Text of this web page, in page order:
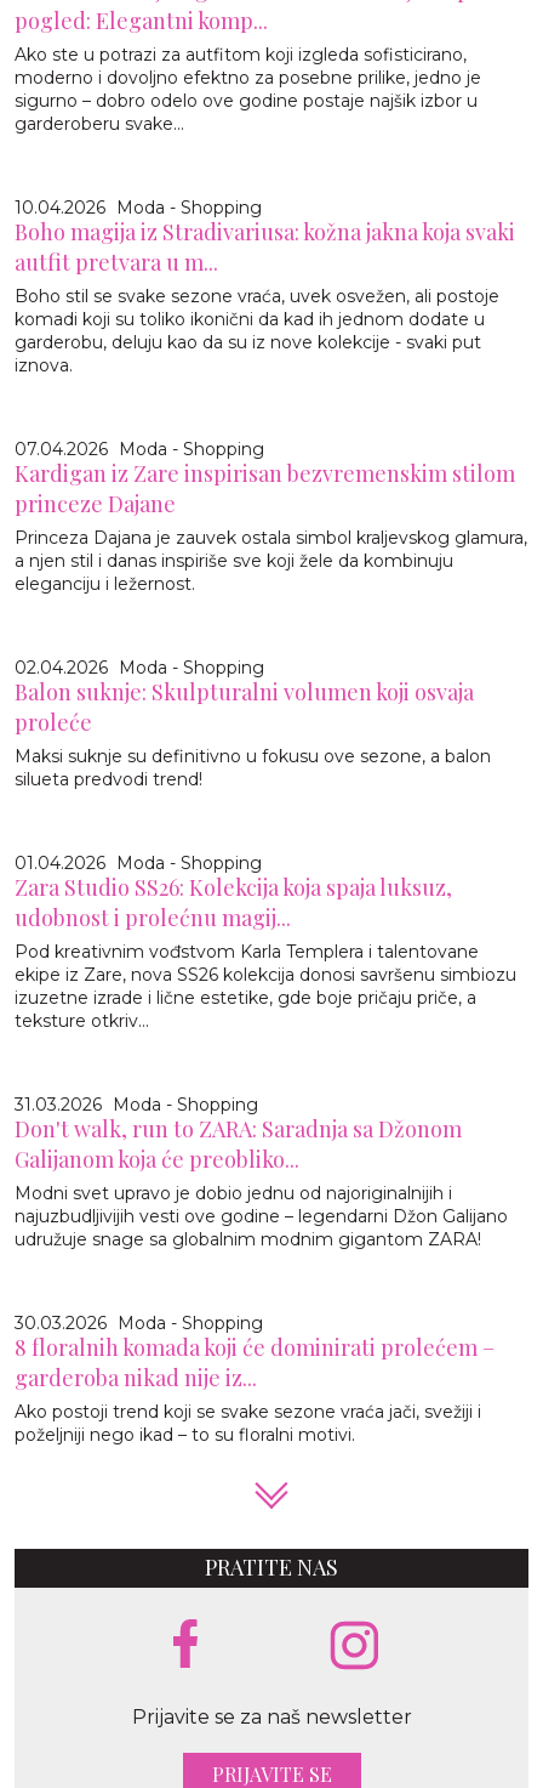
pogled: Elegantni komp...
Ako ste u potrazi za autfitom koji izgleda sofisticirano,
moderno i dovoljno efektno za posebne prilike, jedno je
sigurno – dobro odelo ove godine postaje najšik izbor u
garderoberu svake...
10.04.2026 Moda - Shopping
Boho magija iz Stradivariusa: kožna jakna koja svaki
autfit pretvara u m...
Boho stil se svake sezone vraća, uvek osvežen, ali postoje
komadi koji su toliko ikonični da kad ih jednom dodate u
garderobu, deluju kao da su iz nove kolekcije - svaki put
iznova.
07.04.2026 Moda - Shopping
Kardigan iz Zare inspirisan bezvremenskim stilom
princeze Dajane
Princeza Dajana je zauvek ostala simbol kraljevskog glamura,
a njen stil i danas inspiriše sve koji žele da kombinuju
eleganciju i ležernost.
02.04.2026 Moda - Shopping
Balon suknje: Skulpturalni volumen koji osvaja
proleće
Maksi suknje su definitivno u fokusu ove sezone, a balon
silueta predvodi trend!
01.04.2026 Moda - Shopping
Zara Studio SS26: Kolekcija koja spaja luksuz,
udobnost i prolećnu magij...
Pod kreativnim vođstvom Karla Templera i talentovane
ekipe iz Zare, nova SS26 kolekcija donosi savršenu simbiozu
izuzetne izrade i lične estetike, gde boje pričaju priče, a
teksture otkriv...
31.03.2026 Moda - Shopping
Don't walk, run to ZARA: Saradnja sa Džonom
Galijanom koja će preobliko...
Modni svet upravo je dobio jednu od najoriginalnijih i
najuzbudljivijih vesti ove godine – legendarni Džon Galijano
udružuje snage sa globalnim modnim gigantom ZARA!
30.03.2026 Moda - Shopping
8 floralnih komada koji će dominirati prolećem –
garderoba nikad nije iz...
Ako postoji trend koji se svake sezone vraća jači, svežiji i
poželjniji nego ikad – to su floralni motivi.
PRATITE NAS
Prijavite se za naš newsletter
PRIJAVITE SE